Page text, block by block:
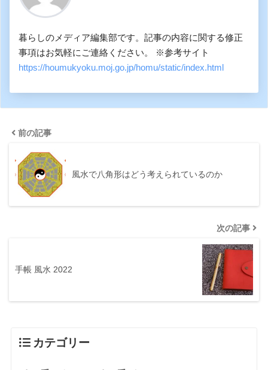
暮らしのメディア編集部です。記事の内容に関する修正
事項はお気軽にご連絡ください。 ※参考サイト
https://houmukyoku.moj.go.jp/homu/static/index.html
前の記事
風水で八角形はどう考えられているのか
次の記事
手帳 風水 2022
カテゴリー